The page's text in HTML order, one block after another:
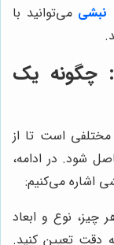
نبشی می‌توانید با
چگونه یک
است تا از
شود. در ادامه،
اشاره می‌کنیم:
چیز، نوع و ابعاد
دقت تعیین کنید.